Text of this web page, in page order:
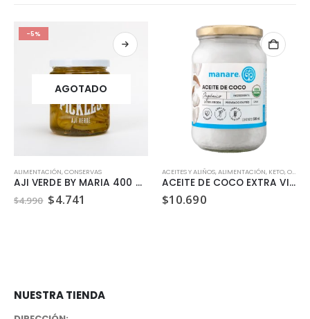
-5%
AGOTADO
ALIMENTACIÓN,CONSERVAS
AJI VERDE BY MARIA 400 GR
$4.990 El
precio
$4.741
ACEITES Y ALIÑOS,ALIMENTACIÓN, KETO,ORGÁNICO
ACEITE DE COCO EXTRA VIRGEN ORGANICO MANARE 500ML
$10.690
NUESTRA TIENDA